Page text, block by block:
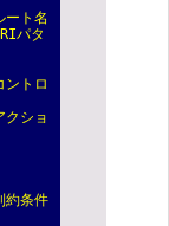
ト名
パタ
トロ
ショ
条件